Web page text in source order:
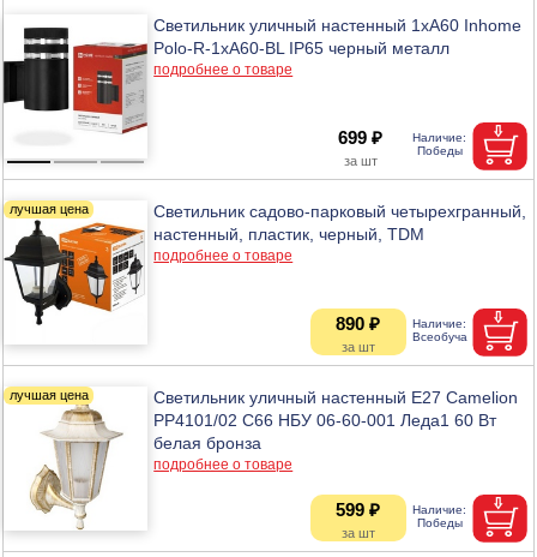
Светильник уличный настенный 1хА60 Inhome
Polo-R-1xA60-BL IP65 черный металл
подробнее о товаре
699 ₽
Светильник садово-парковый четырехгранный,
настенный, пластик, черный, TDM
подробнее о товаре
890 ₽
Светильник уличный настенный Е27 Camelion
PP4101/02 C66 НБУ 06-60-001 Леда1 60 Вт
белая бронза
подробнее о товаре
599 ₽